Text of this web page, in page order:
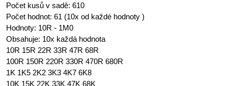
Počet kusů v sadě: 610
Počet hodnot: 61 (10x od každé hodnoty )
Hodnoty: 10R - 1M0
Obsahuje: 10x každá hodnota
10R 15R 22R 33R 47R 68R
100R 150R 220R 330R 470R 680R
1K 1K5 2K2 3K3 4K7 6K8
10K 15K 22K 33K 47K 68K